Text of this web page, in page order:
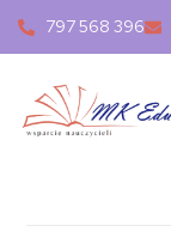
797 568 396